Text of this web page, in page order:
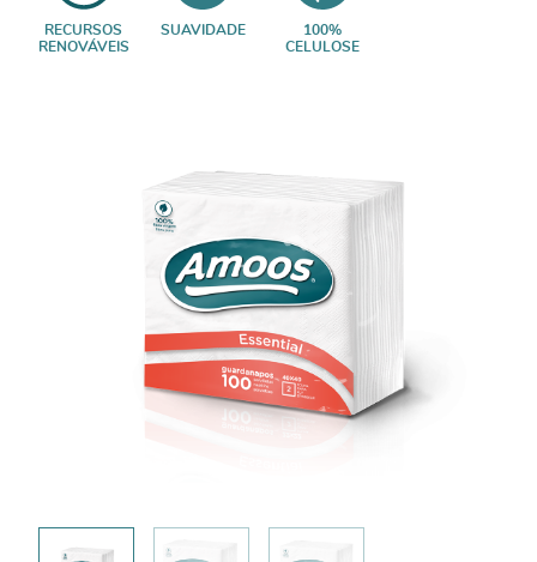
RECURSOS
RENOVÁVEIS
SUAVIDADE
100%
CELULOSE